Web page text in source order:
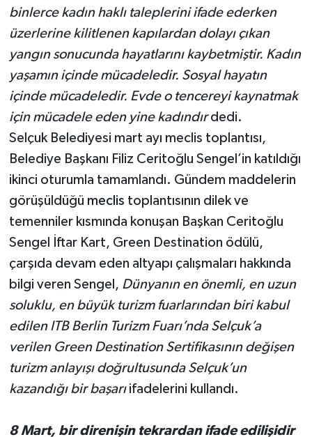
binlerce kadın haklı taleplerini ifade ederken
üzerlerine kilitlenen kapılardan dolayı çıkan
yangın sonucunda hayatlarını kaybetmiştir. Kadın
yaşamın içinde mücadeledir. Sosyal hayatın
içinde mücadeledir. Evde o tencereyi kaynatmak
için mücadele eden yine kadındırdedi.
Selçuk Belediyesi mart ayı meclis toplantısı,
Belediye Başkanı Filiz Ceritoğlu Sengel’in katıldığı
ikinci oturumla tamamlandı. Gündem maddelerin
görüşüldüğü meclis toplantısının dilek ve
temenniler kısmında konuşan Başkan Ceritoğlu
Sengel İftar Kart, Green Destination ödülü,
çarşıda devam eden altyapı çalışmaları hakkında
bilgi veren Sengel, Dünyanın en önemli, en uzun
soluklu, en büyük turizm fuarlarından biri kabul
edilen ITB Berlin Turizm Fuarı’nda Selçuk’a
verilen Green Destination Sertifikasının değişen
turizm anlayışı doğrultusunda Selçuk’un
kazandığı bir başarı ifadelerini kullandı.
8 Mart, bir direnişin tekrardan ifade edilişidir